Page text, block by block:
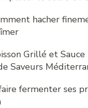
hacher
Grillé et Sauce
Saveurs
fermenter ses